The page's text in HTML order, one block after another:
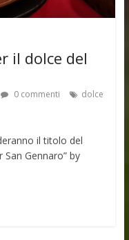
il dolce del
0 commenti
dolce
il titolo del
San Gennaro” by